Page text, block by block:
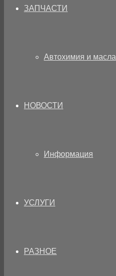
ЗАПЧАСТИ
Автохимия и масла
НОВОСТИ
Информация
УСЛУГИ
РАЗНОЕ